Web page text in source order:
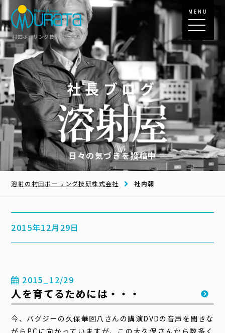
村田ボーリング技研株式会社
MENU
社長ブログ
日々の気づきを投稿中
溶射の村田ボーリング技研株式会社 社内報
2015年12月29日
2015_12/29
人を育てるためには・・・
今、バグジーの久保華図八さんの講演DVDの音声を聞きな
がらPCに向かっていますが、この大久保さんから数多く